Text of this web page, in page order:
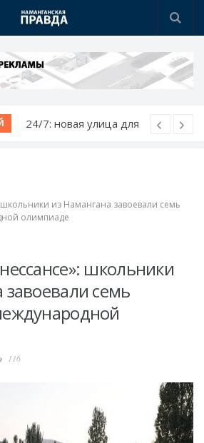
Открылся новый
Немецкий язык как
открылся новый
учебный центр
24/7: новая улица для
жизни и бизнеса
из Намангана завоевали семь
олимпиаде
школьники
семь
116